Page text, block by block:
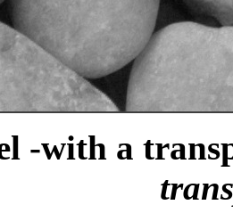
-with a